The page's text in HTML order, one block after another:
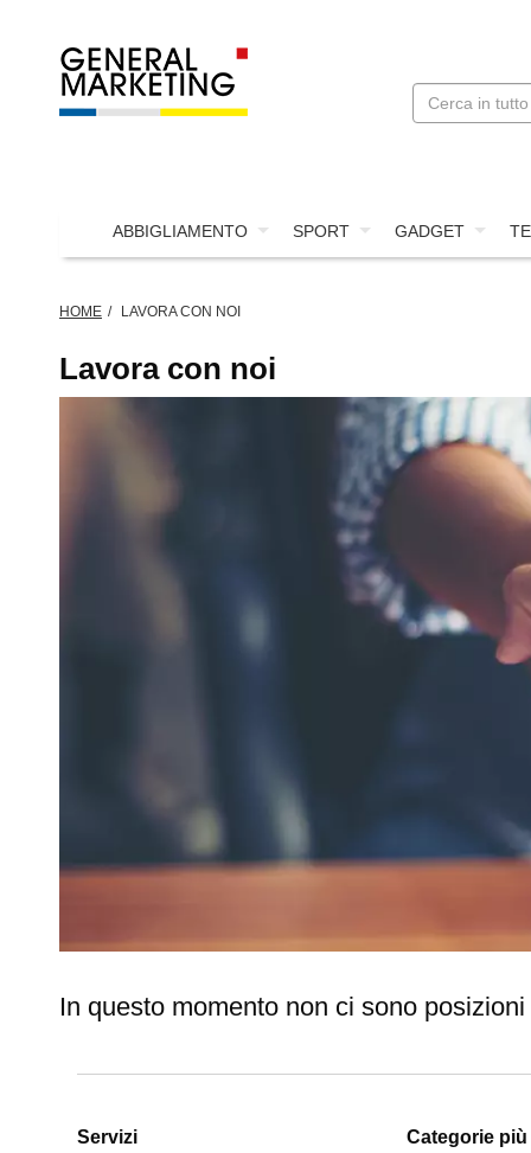
ABBIGLIAMENTO SPORT GADGET
HOME LAVORA CON NOI
Lavora con noi
In questo momento non ci sono
Servizi Categorie